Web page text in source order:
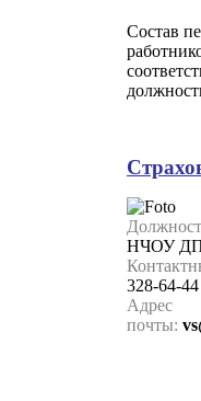
Состав
НЧОУ
328-64-44
почты: vs